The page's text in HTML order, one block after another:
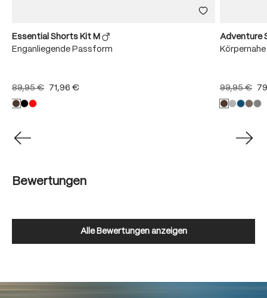
Essential Shorts Kit M
Enganliegende Passform
89,95 € 71,96 €
Adventure
99,95 €
Bewertungen
Alle Bewertungen anzeigen